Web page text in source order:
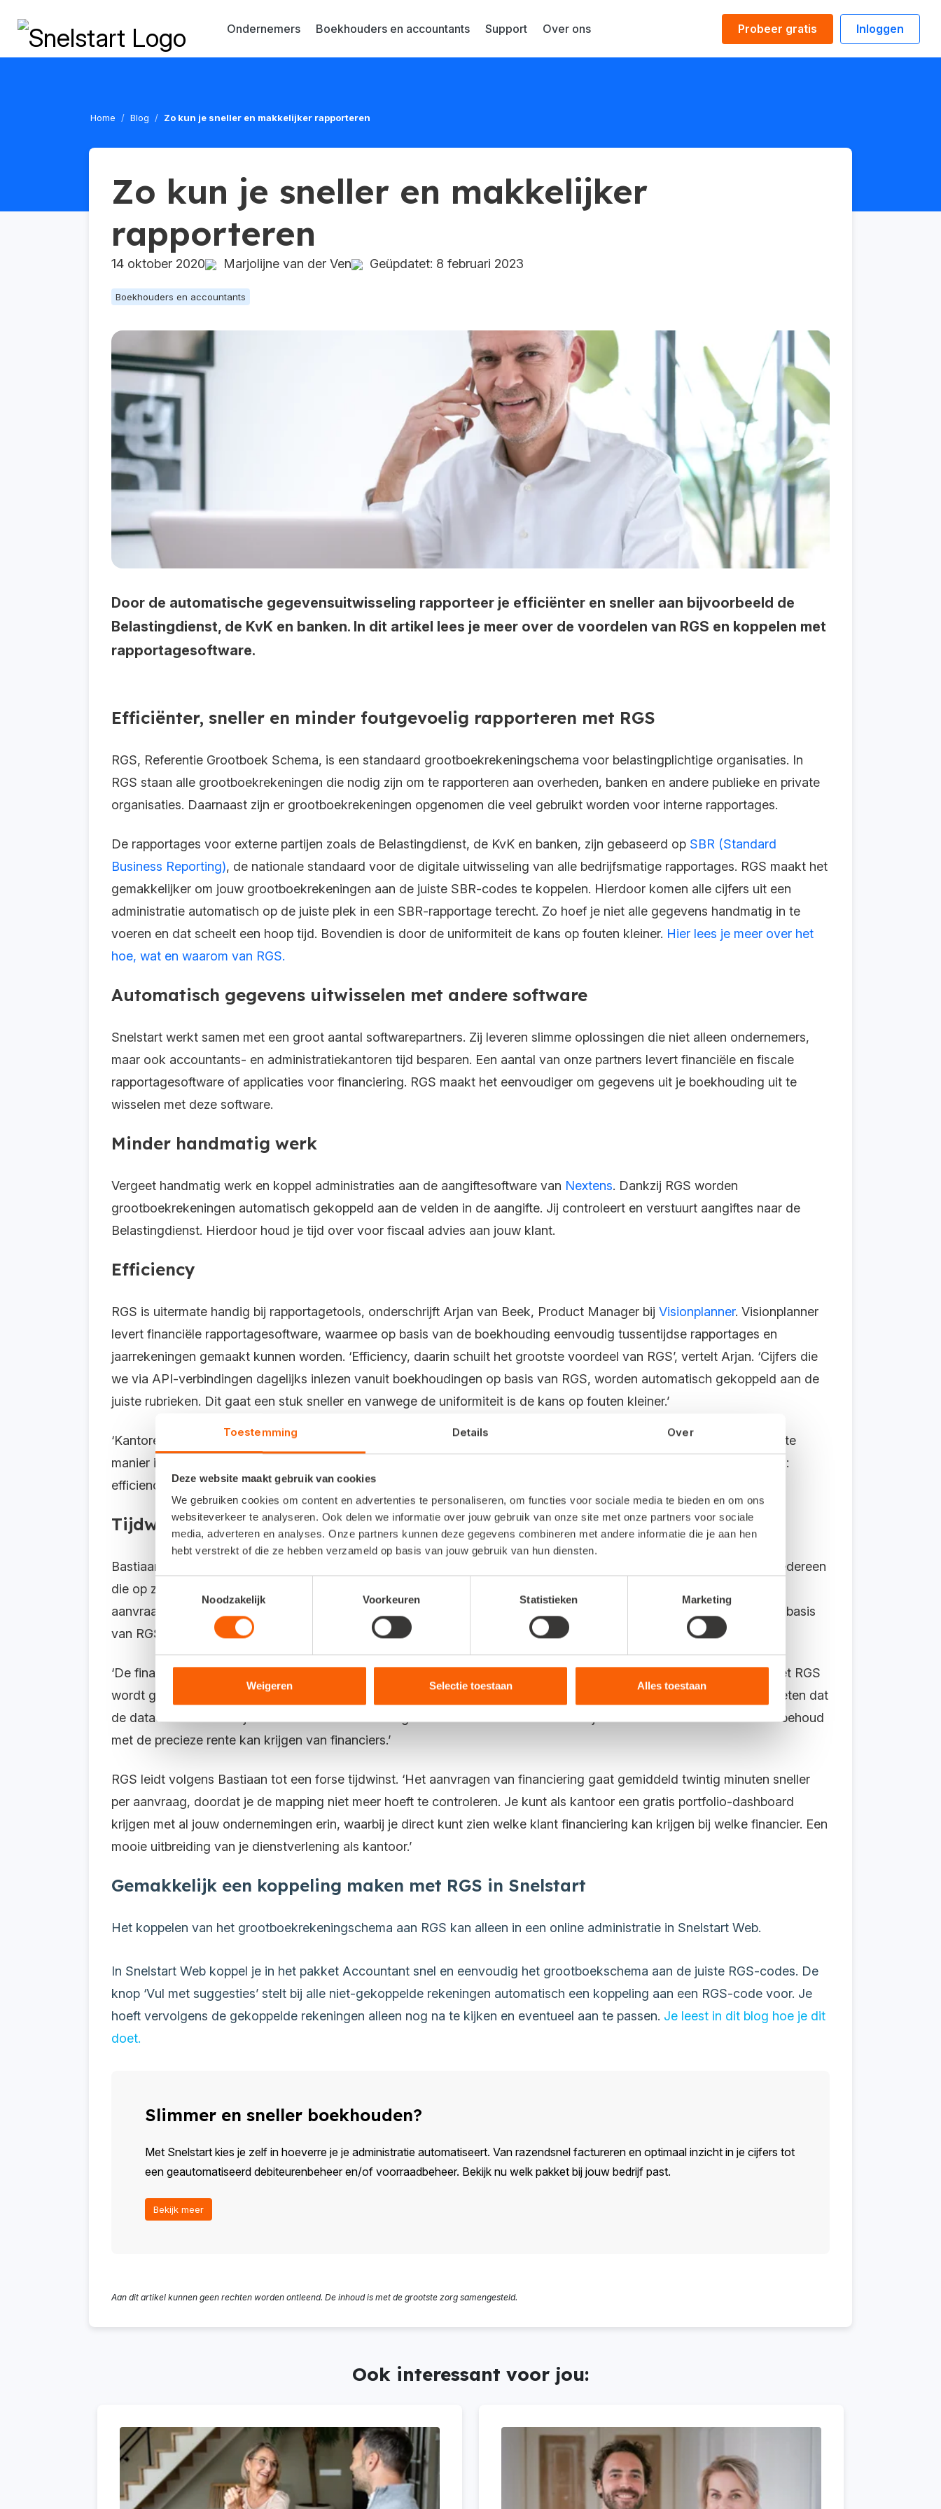
Toestemming Details Over
Deze website maakt gebruik van cookies
We gebruiken cookies om content en advertenties te personaliseren, om functies voor sociale media te bieden en om ons
websiteverkeer te analyseren. Ook delen we informatie over jouw gebruik van onze site met onze partners voor sociale
media, adverteren en analyses. Onze partners kunnen deze gegevens combineren met andere informatie die je aan hen
hebt verstrekt of die ze hebben verzameld op basis van jouw gebruik van hun diensten.
Noodzakelijk
Voorkeuren Statistieken Marketing
Weigeren Selectie toestaan Alles toestaan
Probeer gratis Inloggen
Ondernemers Boekhouders en accountants Support Over ons
Home Blog Zo kun je sneller en makkelijker rapporteren
Zo kun je sneller en makkelijker
rapporteren
14 oktober 2020 Marjolijne van der Ven Geüpdatet: 8 februari 2023
Boekhouders en accountants
Door de automatische gegevensuitwisseling rapporteer je efficiënter en sneller aan bijvoorbeeld de
Belastingdienst, de KvK en banken. In dit artikel lees je meer over de voordelen van RGS en koppelen met
rapportagesoftware.
Efficiënter, sneller en minder foutgevoelig rapporteren met RGS
RGS, Referentie Grootboek Schema, is een standaard grootboekrekeningschema voor belastingplichtige organisaties. In
RGS staan alle grootboekrekeningen die nodig zijn om te rapporteren aan overheden, banken en andere publieke en private
organisaties. Daarnaast zijn er grootboekrekeningen opgenomen die veel gebruikt worden voor interne rapportages.
De rapportages voor externe partijen zoals de Belastingdienst, de KvK en banken, zijn gebaseerd op SBR (Standard
Business Reporting), de nationale standaard voor de digitale uitwisseling van alle bedrijfsmatige rapportages. RGS maakt het
gemakkelijker om jouw grootboekrekeningen aan de juiste SBR-codes te koppelen. Hierdoor komen alle cijfers uit een
administratie automatisch op de juiste plek in een SBR-rapportage terecht. Zo hoef je niet alle gegevens handmatig in te
voeren en dat scheelt een hoop tijd. Bovendien is door de uniformiteit de kans op fouten kleiner. Hier lees je meer over het
hoe, wat en waarom van RGS.
Automatisch gegevens uitwisselen met andere software
Snelstart werkt samen met een groot aantal softwarepartners. Zij leveren slimme oplossingen die niet alleen ondernemers,
maar ook accountants- en administratiekantoren tijd besparen. Een aantal van onze partners levert financiële en fiscale
rapportagesoftware of applicaties voor financiering. RGS maakt het eenvoudiger om gegevens uit je boekhouding uit te
wisselen met deze software.
Minder handmatig werk
Vergeet handmatig werk en koppel administraties aan de aangiftesoftware van Nextens. Dankzij RGS worden
grootboekrekeningen automatisch gekoppeld aan de velden in de aangifte. Jij controleert en verstuurt aangiftes naar de
Belastingdienst. Hierdoor houd je tijd over voor fiscaal advies aan jouw klant.
Efficiency
RGS is uitermate handig bij rapportagetools, onderschrijft Arjan van Beek, Product Manager bij Visionplanner. Visionplanner
levert financiële rapportagesoftware, waarmee op basis van de boekhouding eenvoudig tussentijdse rapportages en
jaarrekeningen gemaakt kunnen worden. ‘Efficiency, daarin schuilt het grootste voordeel van RGS’, vertelt Arjan. ‘Cijfers die
we via API-verbindingen dagelijks inlezen vanuit boekhoudingen op basis van RGS, worden automatisch gekoppeld aan de
juiste rubrieken. Dit gaat een stuk sneller en vanwege de uniformiteit is de kans op fouten kleiner.’
‘Kantoren die al met RGS werken, zijn er erg enthousiast over’, vervolgt Arjan. ‘De gegevens komen snel en op de juiste
manier in Visionplanner terecht. Daardoor kunnen cijfers supersnel gerapporteerd worden aan de klant. Dus nogmaals:
efficiency, daar draait het om.’
Tijdwinst
Bastiaan Burgwal, medeoprichter van
, ziet ook veel voordelen in het gebruik van RGS. LoanStreet biedt iedereen
die op zoek is naar een zakelijke lening ondersteuning, door het vergelijken van financiers en bij het indienen van de
aanvraag. Dat proces verloopt volgens Bastiaan nóg beter, als er gebruik wordt gemaakt van boekhoudgegevens op basis
van RGS.
‘De financieringscheck bij LoanStreet is dan altijd juist, omdat de interpretatie van de onderliggende data klopt als met RGS
wordt gewerkt’, zegt Bastiaan. ‘Bovendien kent de aanvraag bij financiers vaak een kortere doorlooptijd, omdat ze weten dat
de data betrouwbaar zijn. Die betrouwbaarheid zorgt ervoor dat een kantoor voor zijn klanten een offerte onder voorbehoud
met de precieze rente kan krijgen van financiers.’
RGS leidt volgens Bastiaan tot een forse tijdwinst. ‘Het aanvragen van financiering gaat gemiddeld twintig minuten sneller
per aanvraag, doordat je de mapping niet meer hoeft te controleren. Je kunt als kantoor een gratis portfolio-dashboard
krijgen met al jouw ondernemingen erin, waarbij je direct kunt zien welke klant financiering kan krijgen bij welke financier. Een
mooie uitbreiding van je dienstverlening als kantoor.’
Gemakkelijk een koppeling maken met RGS in Snelstart
Het koppelen van het grootboekrekeningschema aan RGS kan alleen in een online administratie in Snelstart Web.
In Snelstart Web koppel je in het pakket Accountant snel en eenvoudig het grootboekschema aan de juiste RGS-codes. De
knop ‘Vul met suggesties’ stelt bij alle niet-gekoppelde rekeningen automatisch een koppeling aan een RGS-code voor. Je
hoeft vervolgens de gekoppelde rekeningen alleen nog na te kijken en eventueel aan te passen. Je leest in dit blog hoe je dit
doet.
Slimmer en sneller boekhouden?
Met Snelstart kies je zelf in hoeverre je je administratie automatiseert. Van razendsnel factureren en optimaal inzicht in je cijfers tot
een geautomatiseerd debiteurenbeheer en/of voorraadbeheer. Bekijk nu welk pakket bij jouw bedrijf past.
Bekijk meer
Aan dit artikel kunnen geen rechten worden ontleend. De inhoud is met de grootste zorg samengesteld.
Ook interessant voor jou: